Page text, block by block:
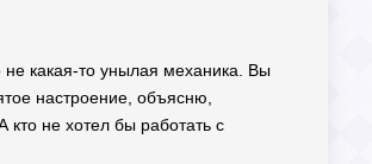
какая-то унылая механика. Вы
настроение, объясню,
не хотел бы работать с